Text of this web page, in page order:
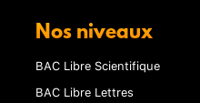
Nos niveaux
BAC Libre Scientifique
BAC Libre Lettres